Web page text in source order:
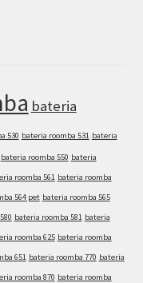
bateria
530 bateria roomba 531 bateria
bateria roomba 550 bateria
roomba 561 bateria roomba
564 pet bateria roomba 565
bateria roomba 581 bateria
roomba 625 bateria roomba
651 bateria roomba 770 bateria
roomba 870 bateria roomba